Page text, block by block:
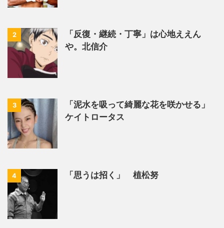
2
「反復・継続・丁寧」は心地ええん
や。北信介
3
「泥水を吸って綺麗な花を咲かせる」
ケイトロータス
4 「思うは招く」 植松努